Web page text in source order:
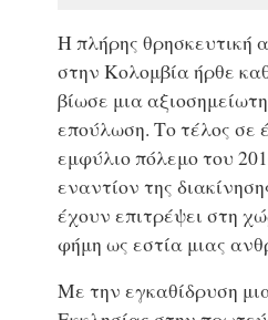
Η πλήρης θρησκευτική
στην Κολομβία ήρθε
βίωσε μια
επούλωση. Το τέλος σε
εμφύλιο πόλεμο του
εναντίον της
έχουν επιτρέψει στη
φήμη ως εστία μιας
Με την εγκαθίδρυση